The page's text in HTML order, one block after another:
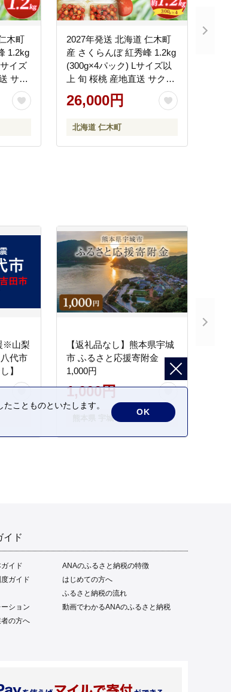
木町
1.2kg
イズ
サク
ーツ
木 [松
2027年発送 北海道 仁木町
産 さくらんぼ 紅秀峰 1.2kg
(300g×4パック) Lサイズ以
上 旬 桜桃 産地直送 サクラ
ンボ チェリー フルーツ 果
物 果物類 仁木町 仁木 [松山
26,000円
北海道 仁木町
※山梨
代市
】
【返礼品なし】熊本県宇城
市 ふるさと応援寄附金
1,000円
1,000円
熊本県 宇城市
イド
イド
ANAのふるさと納税の特徴
ガイド
はじめての方へ
ふるさと納税の流れ
ション
動画でわかるANAのふるさと納税
の方へ
ことものといたします。
OK